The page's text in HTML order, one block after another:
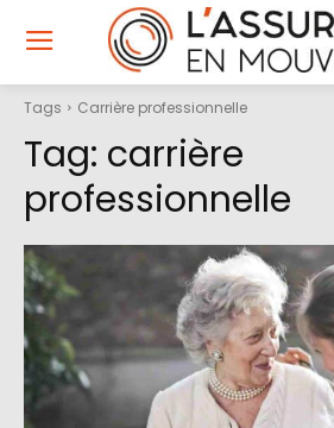
Tags Carrière professionnelle
Tag: carrière
professionnelle